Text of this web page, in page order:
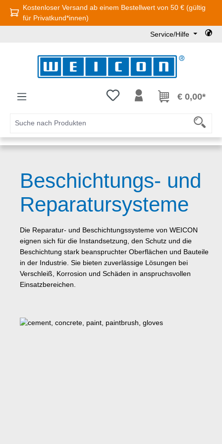
Zum Hauptinhalt springen
Kostenloser Versand ab einem Bestellwert von 50 € (gültig
für Privatkund*innen)
Service/Hilfe
Du hast 0 Produkte auf dem
€ 0,00*
Beschichtungs- und
Reparatursysteme
Die Reparatur- und Beschichtungssysteme von WEICON
eignen sich für die Instandsetzung, den Schutz und die
Beschichtung stark beanspruchter Oberflächen und Bauteile
in der Industrie. Sie bieten zuverlässige Lösungen bei
Verschleiß, Korrosion und Schäden in anspruchsvollen
Einsatzbereichen.